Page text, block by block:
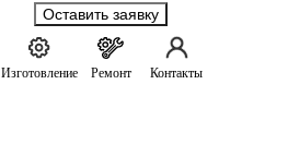
Оставить заявку
Изготовление Ремонт Контакты